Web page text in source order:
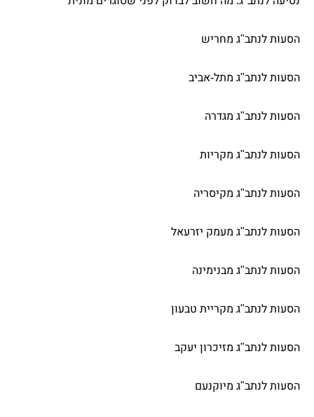
הסעות לנתב"ג מחריש
הסעות לנתב"ג מתל-אביב
הסעות לנתב"ג מגדרה
הסעות לנתב"ג מקריות
הסעות לנתב"ג מקיסריה
הסעות לנתב"ג מעמק יזרעאל
הסעות לנתב"ג מבנימינה
הסעות לנתב"ג מקריית טבעון
הסעות לנתב"ג מזיכרון יעקב
הסעות לנתב"ג מיוקנעם